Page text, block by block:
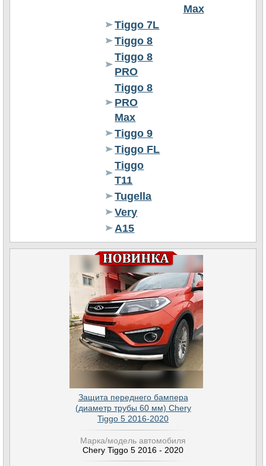
Max
Tiggo 7L
Tiggo 8
Tiggo 8
PRO
Tiggo 8
PRO
Max
Tiggo 9
Tiggo FL
Tiggo
T11
Tugella
Very
А15
Защита переднего бампера
(диаметр трубы 60 мм) Chery
Tiggo 5 2016-2020
Марка/модель автомобиля
Chery Tiggo 5 2016 - 2020